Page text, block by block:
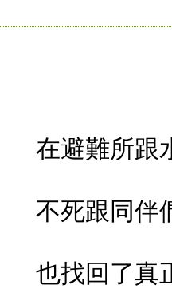
在避難所跟水
不死跟同伴們
也找回了真正